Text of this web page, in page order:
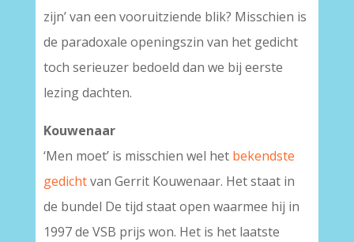
zijn’ van een vooruitziende blik? Misschien is
de paradoxale openingszin van het gedicht
toch serieuzer bedoeld dan we bij eerste
lezing dachten.
Kouwenaar
‘Men moet’ is misschien wel het bekendste
gedichtvan Gerrit Kouwenaar. Het staat in
de bundel De tijd staat open waarmee hij in
1997 de VSB prijs won. Het is het laatste